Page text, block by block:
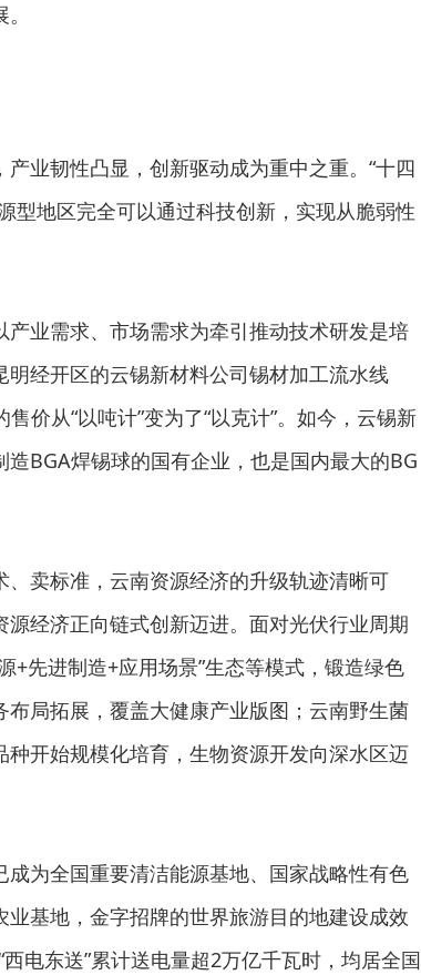
业韧性凸显，创新驱动成为重中之重。“十四
型地区完全可以通过科技创新，实现从脆弱性
业需求、市场需求为牵引推动技术研发是培
经开区的云锡新材料公司锡材加工流水线
价从“以吨计”变为了“以克计”。如今，云锡新
BGA焊锡球的国有企业，也是国内最大的BG
卖标准，云南资源经济的升级轨迹清晰可
经济正向链式创新迈进。面对光伏行业周期
+先进制造+应用场景”生态等模式，锻造绿色
局拓展，覆盖大健康产业版图；云南野生菌
开始规模化培育，生物资源开发向深水区迈
为全国重要清洁能源基地、国家战略性有色
基地，金字招牌的世界旅游目的地建设成效
电东送”累计送电量超2万亿千瓦时，均居全国